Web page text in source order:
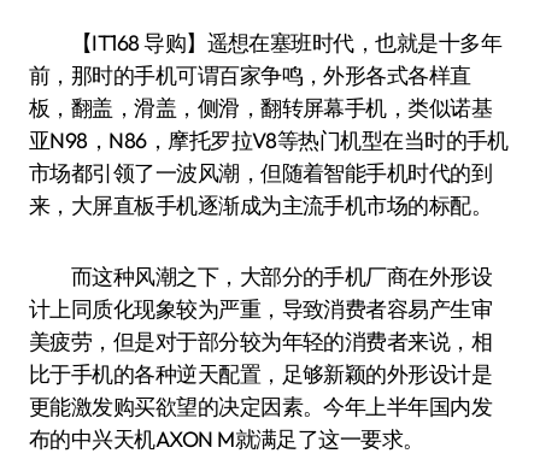
【IT168 导购】遥想在塞班时代，也就是十多年
前，那时的手机可谓百家争鸣，外形各式各样直
板，翻盖，滑盖，侧滑，翻转屏幕手机，类似诺基
亚N98，N86，摩托罗拉V8等热门机型在当时的手机
市场都引领了一波风潮，但随着智能手机时代的到
来，大屏直板手机逐渐成为主流手机市场的标配。
而这种风潮之下，大部分的手机厂商在外形设
计上同质化现象较为严重，导致消费者容易产生审
美疲劳，但是对于部分较为年轻的消费者来说，相
比于手机的各种逆天配置，足够新颖的外形设计是
更能激发购买欲望的决定因素。今年上半年国内发
布的中兴天机AXON M就满足了这一要求。